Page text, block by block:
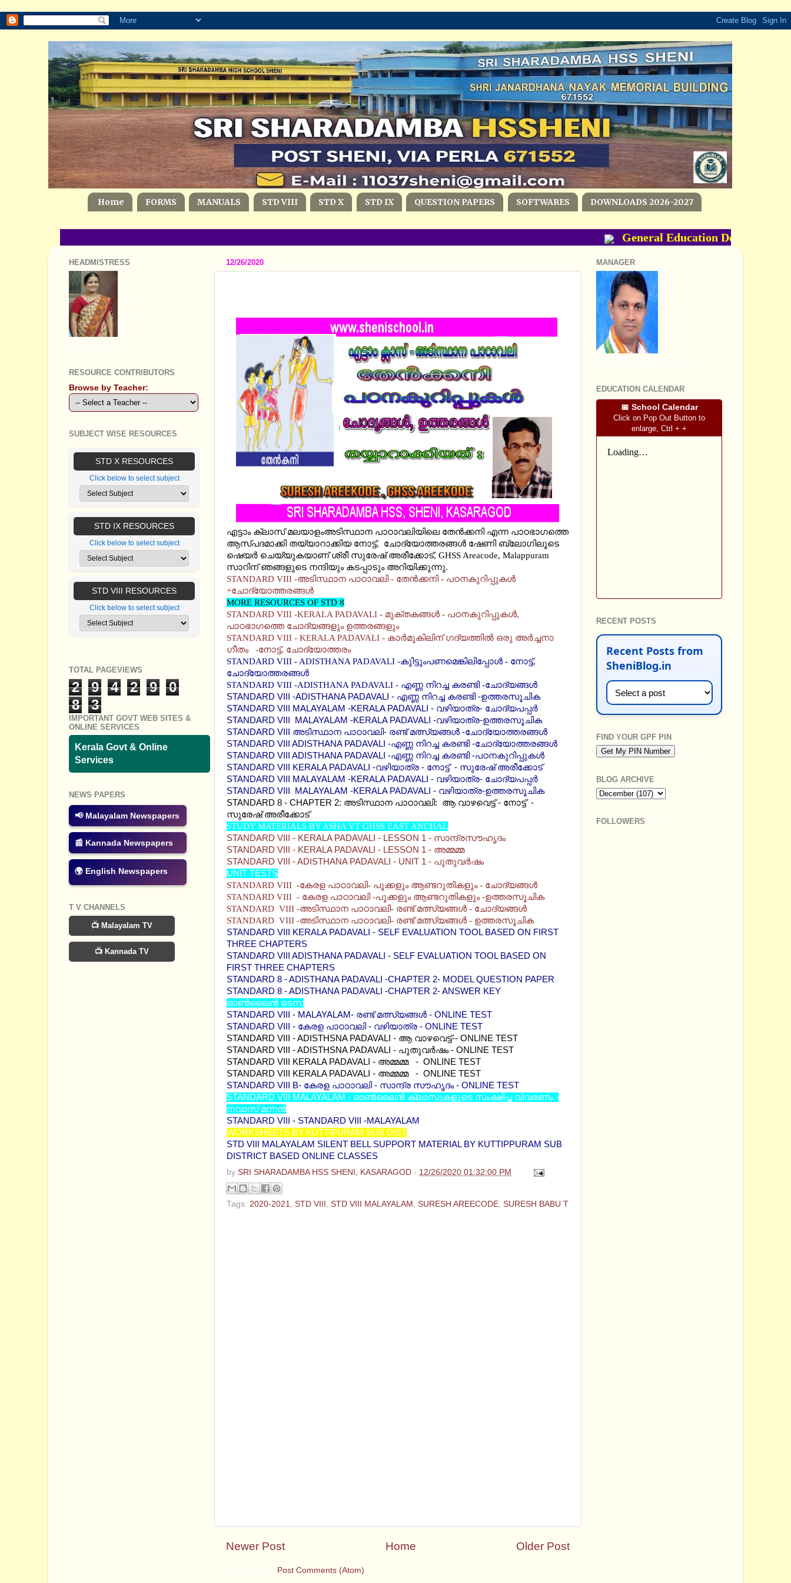
Home FORMS MANUALS STD VIII STD X STD IX QUESTION PAPERS SOFTWARES DOWNLOADS 2026-2027
General Education
12/26/2020
എട്ടാം ക്ലാസ് മലയാളംഅടിസ്ഥാന പാഠാവലിയിലെ തേന്‍ക്കനി എന്ന പാഠഭാഗത്തെ
ആസ്പദമാക്കി തയ്യാറാക്കിയ നോട്ട്, ചോദ്യോത്തരങ്ങള്‍ ഷേണി ബ്ലോഗിലൂടെ
ഷെയര്‍ ചെയ്യുകയാണ് ശ്രീ സുരേഷ് അരീക്കോട്, GHSS Areacode, Malappuram
സാറിന് ഞങ്ങളുടെ നന്ദിയും കടപ്പാടും അറിയിക്കുന്നു.
STANDARD VIII -അടിസ്ഥാന പാഠാവലി - തേന്‍ക്കനി - പഠനകുറിപ്പുകള്‍
+ചോദ്യോത്തരങ്ങള്‍
MORE RESOURCES OF STD 8
STANDARD VIII -KERALA PADAVALI - മുക്തകങ്ങള്‍ - പഠനകുറിപ്പുകള്‍,
പാഠഭാഗത്തെ ചോദ്യങ്ങളും ഉത്തരങ്ങളും
STANDARD VIII - KERALA PADAVALI - കാര്‍മുകിലിന് ഗദ്യത്തില്‍ ഒരു അര്‍ച്ചനാ
ഗീതം -നോട്ട്, ചോദ്യോത്തരം
STANDARD VIII - ADISTHANA PADAVALI -കുിട്ടുംപണമെങ്കിലിപ്പോള്‍ - നോട്ട്,
ചോദ്യോത്തരങ്ങള്‍
STANDARD VIII -ADISTHANA PADAVALI - എണ്ണ നിറച്ച കരണ്ടി -ചോദ്യങ്ങള്‍
STANDARD VIII -ADISTHANA PADAVALI - എണ്ണ നിറച്ച കരണ്ടി -ഉത്തരസൂചിക
STANDARD VIII MALAYALAM -KERALA PADAVALI - വഴിയാത്ര- ചോദ്യപപ്പര്‍
STANDARD VIII MALAYALAM -KERALA PADAVALI -വഴിയാത്ര-ഉത്തരസൂചിക
STANDARD VIII അടിസ്ഥാന പാഠാവലി- രണ്ട് മത്സ്യങ്ങള്‍ -ചോദ്യോത്തരങ്ങള്‍
STANDARD VIII ADISTHANA PADAVALI -എണ്ണ നിറച്ച കരണ്ടി -ചോദ്യോത്തരങ്ങള്‍
STANDARD VIII ADISTHANA PADAVALI -എണ്ണ നിറച്ച കരണ്ടി -പഠനകുറിപ്പുകള്‍
STANDARD VIII KERALA PADAVALI -വഴിയാത്ര - നോട്ട് - സുരേഷ് അരീക്കോട്
STANDARD VIII MALAYALAM -KERALA PADAVALI - വഴിയാത്ര- ചോദ്യപപ്പര്‍
STANDARD VIII MALAYALAM -KERALA PADAVALI - വഴിയാത്ര-ഉത്തരസൂചിക
STANDARD 8 - CHAPTER 2: അടിസ്ഥാന പാഠാവലി: ആ വാഴവെട്ട് - നോട്ട് -
സുരേഷ് അരീക്കോട്
STUDY MATERIALS BY ASHA VT GHSS EAST ANCHAL
STANDARD VIII - KERALA PADAVALI - LESSON 1 - സാന്ദ്രസൗഹൃദം
STANDARD VIII - KERALA PADAVALI - LESSON 1 - അമ്മമ്മ
STANDARD VIII - ADISTHANA PADAVALI - UNIT 1 - പുതുവര്‍ഷം
UNIT TESTS
STANDARD VIII -കേരള പാഠാവലി- പൂക്കളും ആണ്ടറുതികളും - ചോദ്യങ്ങള്‍
STANDARD VIII - കേരള പാഠാവലി -പൂക്കളും ആണ്ടറുതികളും -ഉത്തരസൂചിക
STANDARD VIII -അടിസ്ഥാന പാഠാവലി- രണ്ട് മത്സ്യങ്ങള്‍ - ചോദ്യങ്ങള്‍
STANDARD VIII -അടിസ്ഥാന പാഠാവലി- രണ്ട് മത്സ്യങ്ങള്‍ - ഉത്തരസൂചിക
STANDARD VIII KERALA PADAVALI - SELF EVALUATION TOOL BASED ON FIRST
THREE CHAPTERS
STANDARD VIII ADISTHANA PADAVALI - SELF EVALUATION TOOL BASED ON
FIRST THREE CHAPTERS
STANDARD 8 - ADISTHANA PADAVALI -CHAPTER 2- MODEL QUESTION PAPER
STANDARD 8 - ADISTHANA PADAVALI -CHAPTER 2- ANSWER KEY
ഓണ്‍ലൈന്‍ ടെസ്
STANDARD VIII - MALAYALAM- രണ്ട് മത്സ്യങ്ങള്‍ - ONLINE TEST
STANDARD VIII - കേരള പാഠാവലി - വഴിയാത്ര - ONLINE TEST
STANDARD VIII - ADISTHSNA PADAVALI - ആ വാഴവെട്ട്-- ONLINE TEST
STANDARD VIII - ADISTHSNA PADAVALI - പുതുവര്‍ഷം - ONLINE TEST
STANDARD VIII KERALA PADAVALI - അമ്മമ്മ - ONLINE TEST
STANDARD VIII KERALA PADAVALI - അമ്മമ്മ - ONLINE TEST
STANDARD VIII B- കേരള പാഠാവലി - സാന്ദ്ര സൗഹൃദം - ONLINE TEST
STANDARD VIII MALAYALAM - ഓണ്‍ലൈന്‍ ക്ലാസുകളുടെ സംക്ഷിപ്ത വിവരണം -
നവാസ് മന്നന്‍
STANDARD VIII - STANDARD VIII -MALAYALAM
WORKSHEETS BY KUTTIPURAM SUB DIST
STD VIII MALAYALAM SILENT BELL SUPPORT MATERIAL BY KUTTIPPURAM SUB
DISTRICT BASED ONLINE CLASSES
by SRI SHARADAMBA HSS SHENI, KASARAGOD - 12/26/2020 01:32:00 PM
Tags: 2020-2021 STD VIII STD VIII MALAYALAM SURESH AREECODE SURESH BABU T
Newer Post Older Post
Home
Post Comments (Atom)
HEADMISTRESS
RESOURCE CONTRIBUTORS
Browse by Teacher:
SUBJECT WISE RESOURCES
STD X RESOURCES
Click below to select subject
STD IX RESOURCES
Click below to select subject
STD VIII RESOURCES
Click below to select subject
TOTAL PAGEVIEWS
2 9 4 2 9
0
8
3
IMPORTANT GOVT WEB SITES &
ONLINE SERVICES
Kerala Govt & Online
Services
NEWS PAPERS
📢 Malayalam Newspapers
📰 Kannada Newspapers
🌍 English Newspapers
T V CHANNELS
📺 Malayalam TV
📺 Kannada TV
MANAGER
EDUCATION CALENDAR
📅 School Calendar
Click on Pop Out Button to
enlarge, Ctrl + +
RECENT POSTS
Recent Posts from
SheniBlog.in
FIND YOUR GPF PIN
BLOG ARCHIVE
FOLLOWERS